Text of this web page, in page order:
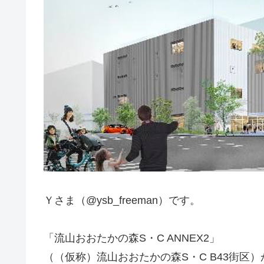
Ｙさま（@ysb_freeman）です。
「流山おおたかの森S・C ANNEX2」
（（仮称）流山おおたかの森S・C B43街区）